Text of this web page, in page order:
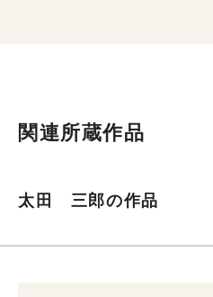
関連所蔵作品
太田 三郎の作品